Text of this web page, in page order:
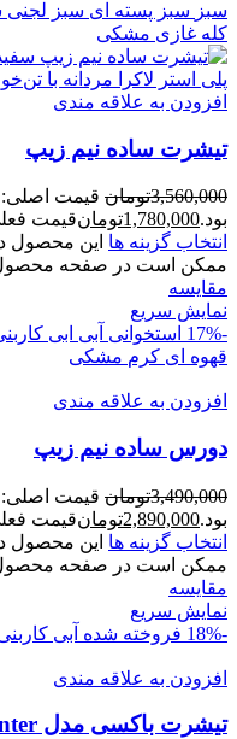
سبز سبز پسته ای سبز لجنی
کله غازی مشکی
افزودن به علاقه مندی
تيشرت ساده نيم زيپ
3,560,000تومان
بود.1,780,000تومانقیمت فعلی:
انتخاب گزینه ها این محصول
ممکن است در صفحه محصول
مقايسه
نمایش سریع
-17%
استخوانی آبی ابی
قهوه ای کرم مشکی
افزودن به علاقه مندی
دورس ساده نيم زيپ
3,490,000تومان
بود.2,890,000تومانقیمت فعلی:
انتخاب گزینه ها این محصول
ممکن است در صفحه محصول
مقايسه
نمایش سریع
-18%
فروخته شده آبی
افزودن به علاقه مندی
تيشرت باکسی مدل winter